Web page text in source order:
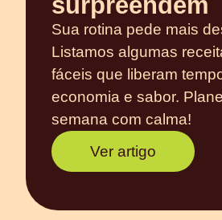
Sua rotina pede mais
Listamos algumas
fáceis que liberam
economia e sabor.
semana com calma!
Ver artigo